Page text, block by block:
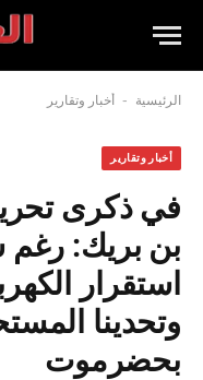
الرئيسية - أخبار وتقارير
أخبار وتقارير
في ذكرى
بن بريك: رغم
استقرار
وتحدينا
بحضرموت